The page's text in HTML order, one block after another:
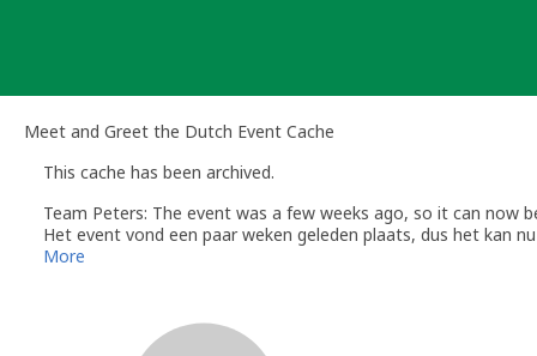
Meet and Greet the Dutch Event Cache
This cache has been archived.
Team Peters: The event was a few weeks ago, so it can now
Het event vond een paar weken geleden plaats, dus het kan
L'événement a eu lieu il y a quelques semaines, il peut donc
More